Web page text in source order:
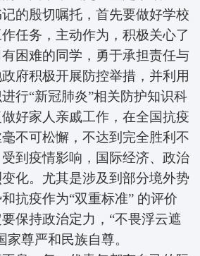
的殷切嘱托，首先要做好学校
任务，主动作为，积极关心了
困难的同学，勇于承担责任与
府积极开展防控举措，并利用
行“新冠肺炎”相关防护知识科
好家人亲戚工作，在全国抗疫
不可松懈，不达到完全胜利不
到疫情影响，国际经济、政治
化。尤其是涉及到部分境外势
抗疫作为“双重标准” 的评价
保持政治定力，“不畏浮云遮
家尊严和民族自尊。